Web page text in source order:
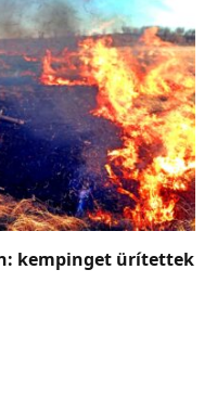
kempinget ürítettek